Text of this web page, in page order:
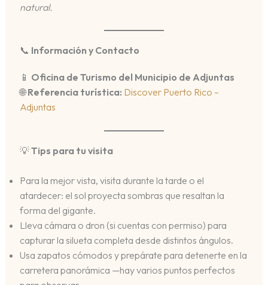
natural.
📞 Información y Contacto
📱 Oficina de Turismo del Municipio de Adjuntas
🌐Referencia turística: Discover Puerto Rico –
Adjuntas
💡Tips para tu visita
Para la mejor vista, visita durante la tarde o el
atardecer: el sol proyecta sombras que resaltan la
forma del gigante.
Lleva cámara o dron (si cuentas con permiso) para
capturar la silueta completa desde distintos ángulos.
Usa zapatos cómodos y prepárate para detenerte en la
carretera panorámica —hay varios puntos perfectos